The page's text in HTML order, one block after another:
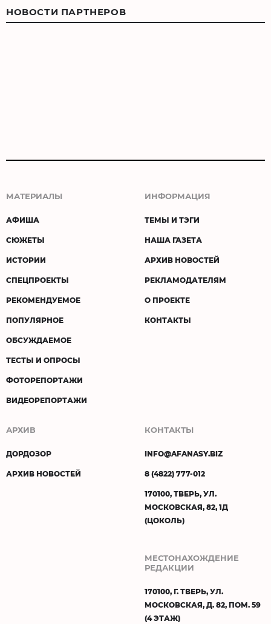
НОВОСТИ ПАРТНЕРОВ
МАТЕРИАЛЫ
АФИША
СЮЖЕТЫ
ИСТОРИИ
СПЕЦПРОЕКТЫ
РЕКОМЕНДУЕМОЕ
ПОПУЛЯРНОЕ
ОБСУЖДАЕМОЕ
ТЕСТЫ И ОПРОСЫ
ФОТОРЕПОРТАЖИ
ВИДЕОРЕПОРТАЖИ
ИНФОРМАЦИЯ
ТЕМЫ И ТЭГИ
НАША ГАЗЕТА
АРХИВ НОВОСТЕЙ
РЕКЛАМОДАТЕЛЯМ
О ПРОЕКТЕ
КОНТАКТЫ
АРХИВ
ДОРДОЗОР
АРХИВ НОВОСТЕЙ
КОНТАКТЫ
INFO@AFANASY.BIZ
8 (4822) 777-012
170100, ТВЕРЬ, УЛ.
МОСКОВСКАЯ, 82, 1Д
(ЦОКОЛЬ)
МЕСТОНАХОЖДЕНИЕ
РЕДАКЦИИ
170100, Г. ТВЕРЬ, УЛ.
МОСКОВСКАЯ, Д. 82, ПОМ. 59
(4 ЭТАЖ)